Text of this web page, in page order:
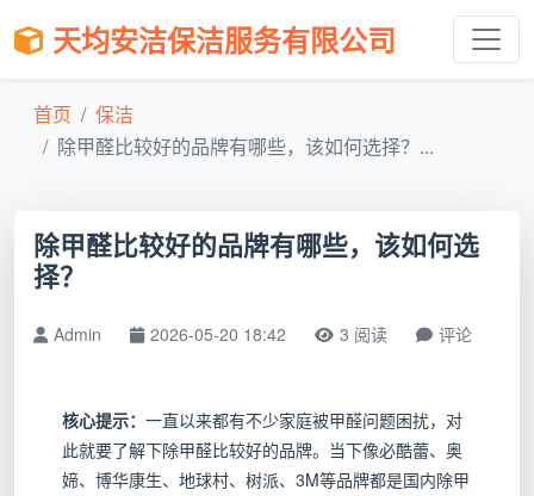
天均安洁保洁服务有限公司
首页
保洁
除甲醛比较好的品牌有哪些，该如何选择？...
除甲醛比较好的品牌有哪些，该如何选
择？
Admin 2026-05-20 18:42 3 阅读 评论
核心提示： 一直以来都有不少家庭被甲醛问题困扰，对
此就要了解下除甲醛比较好的品牌。当下像必酷蕾、奥
媂、博华康生、地球村、树派、3M等品牌都是国内除甲